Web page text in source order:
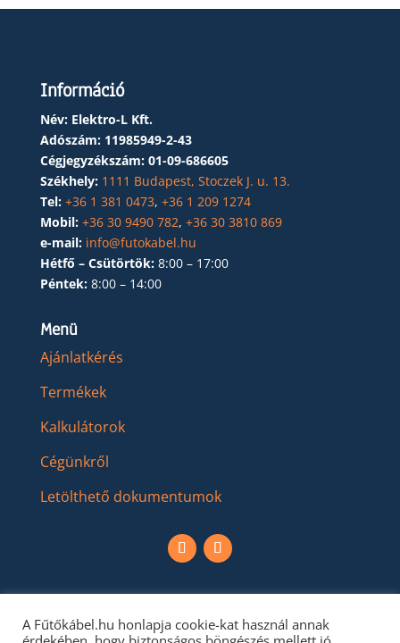
Információ
Név: Elektro-L Kft.
Adószám: 11985949-2-43
Cégjegyzékszám: 01-09-686605
Székhely: 1111 Budapest, Stoczek J. u. 13.
Tel: +36 1 381 0473, +36 1 209 1274
Mobil: +36 30 9490 782, +36 30 3810 869
e-mail: info@futokabel.hu
Hétfő – Csütörtök: 8:00 – 17:00
Péntek: 8:00 – 14:00
Menü
Ajánlatkérés
Termékek
Kalkulátorok
Cégünkről
Letölthető dokumentumok
A Fűtőkábel.hu honlapja cookie-kat használ annak